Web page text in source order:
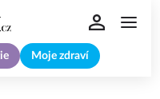
Moje zdraví